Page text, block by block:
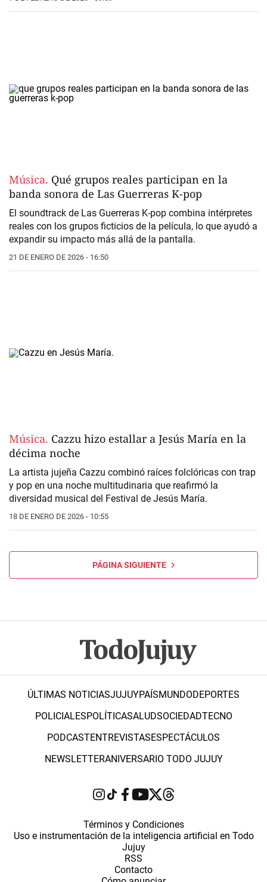
Música. Qué grupos reales participan en la
banda sonora de Las Guerreras K-pop
El soundtrack de Las Guerreras K-pop combina intérpretes
reales con los grupos ficticios de la película, lo que ayudó a
expandir su impacto más allá de la pantalla.
21 DE ENERO DE 2026 - 16:50
Música. Cazzu hizo estallar a Jesús María en la
décima noche
La artista jujeña Cazzu combinó raíces folclóricas con trap
y pop en una noche multitudinaria que reafirmó la
diversidad musical del Festival de Jesús María.
18 DE ENERO DE 2026 - 10:55
PÁGINA SIGUIENTE
ÚLTIMAS NOTICIASJUJUYPAÍSMUNDODEPORTES
POLICIALESPOLÍTICASALUDSOCIEDADTECNO
PODCASTENTREVISTASESPECTÁCULOS
NEWSLETTERANIVERSARIO TODO JUJUY
Términos y Condiciones
Uso e instrumentación de la inteligencia artificial en Todo
Jujuy
RSS
Contacto